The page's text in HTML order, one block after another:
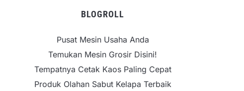
BLOGROLL
Pusat Mesin Usaha Anda
Temukan Mesin Grosir Disini!
Tempatnya Cetak Kaos Paling Cepat
Produk Olahan Sabut Kelapa Terbaik